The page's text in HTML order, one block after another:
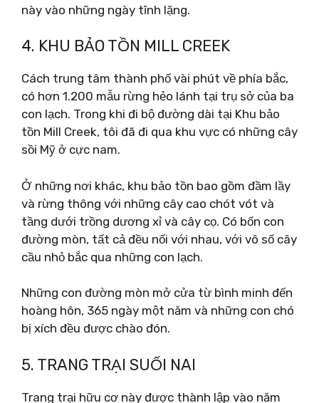
này vào những ngày tĩnh lặng.
4. KHU BẢO TỒN MILL CREEK
Cách trung tâm thành phố vài phút về phía bắc,
có hơn 1.200 mẫu rừng hẻo lánh tại trụ sở của ba
con lạch. Trong khi đi bộ đường dài tại Khu bảo
tồn Mill Creek, tôi đã đi qua khu vực có những cây
sồi Mỹ ở cực nam.
Ở những nơi khác, khu bảo tồn bao gồm đầm lầy
và rừng thông với những cây cao chót vót và
tầng dưới trồng dương xỉ và cây cọ. Có bốn con
đường mòn, tất cả đều nối với nhau, với vô số cây
cầu nhỏ bắc qua những con lạch.
Những con đường mòn mở cửa từ bình minh đến
hoàng hôn, 365 ngày một năm và những con chó
bị xích đều được chào đón.
5. TRANG TRẠI SUỐI NAI
Trang trại hữu cơ này được thành lập vào năm